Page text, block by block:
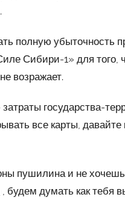
полную убыточность
Сибири-1» для
возражает.
государства-
все карты,
пушилина и не
, будем думать как тебя